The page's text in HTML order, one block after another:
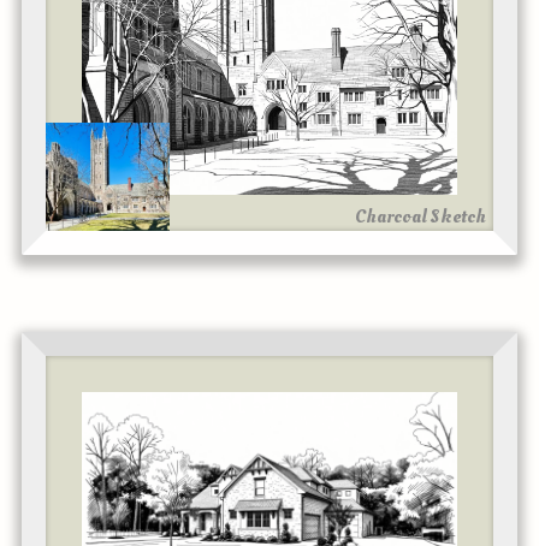
Charcoal Sketch